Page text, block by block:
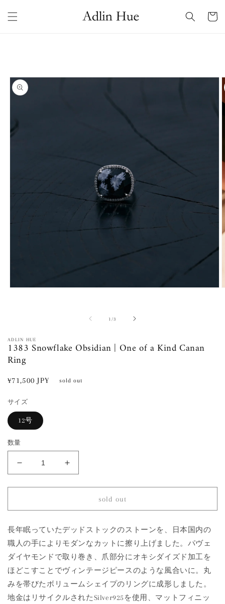
ンツに
進む
ー
商品情
報にス
キップ
メ
デ
ィ
ア
を
く
1 /の3
ADLIN HUE
1383 Snowflake Obsidian | One of a Kind Canan
Ring
通
価
格
¥71,500 JPY sold out
サイズ
12号
数量
Snowflake
Obsidian
One
a
Kind
Canan
Ring
の
数
量
1383
Snowflake
Obsidian
One
a
Kind
Canan
Ring
の
数
量
sold out
長年眠っていたデッドストックのストーンを、日本国内の
職人の手によりモダンなカットに擦り上げました。パヴェ
ダイヤモンドで取り巻き、爪部分にオキシダイズド加工を
ほどこすことでヴィンテージピースのような風合いに。丸
みを帯びたボリュームシェイプのリングに成形しました。
地金はリサイクルされたSilver925を使用、マットフィニッ